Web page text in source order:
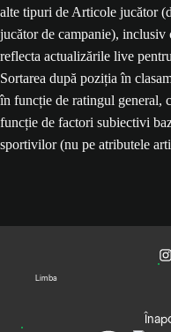
alte tipuri de Articole jucător
jucător de campanie), inclusiv
reflecta actualizările live
Sortarea după poziția în
în funcție de ratingul general,
funcție de factori subiectivi
sportivilor (nu pe atributele
Limba